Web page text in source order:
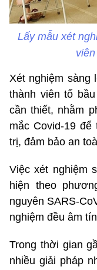
Lấy mẫu xét
Xét nghiệm sàng
thành viên tổ
cần thiết, nhằm
mắc Covid-19
trị, đảm bảo an
Việc xét nghiệm
hiện theo
nguyên SARS-
nghiệm đều âm
Trong thời gian
nhiều giải pháp